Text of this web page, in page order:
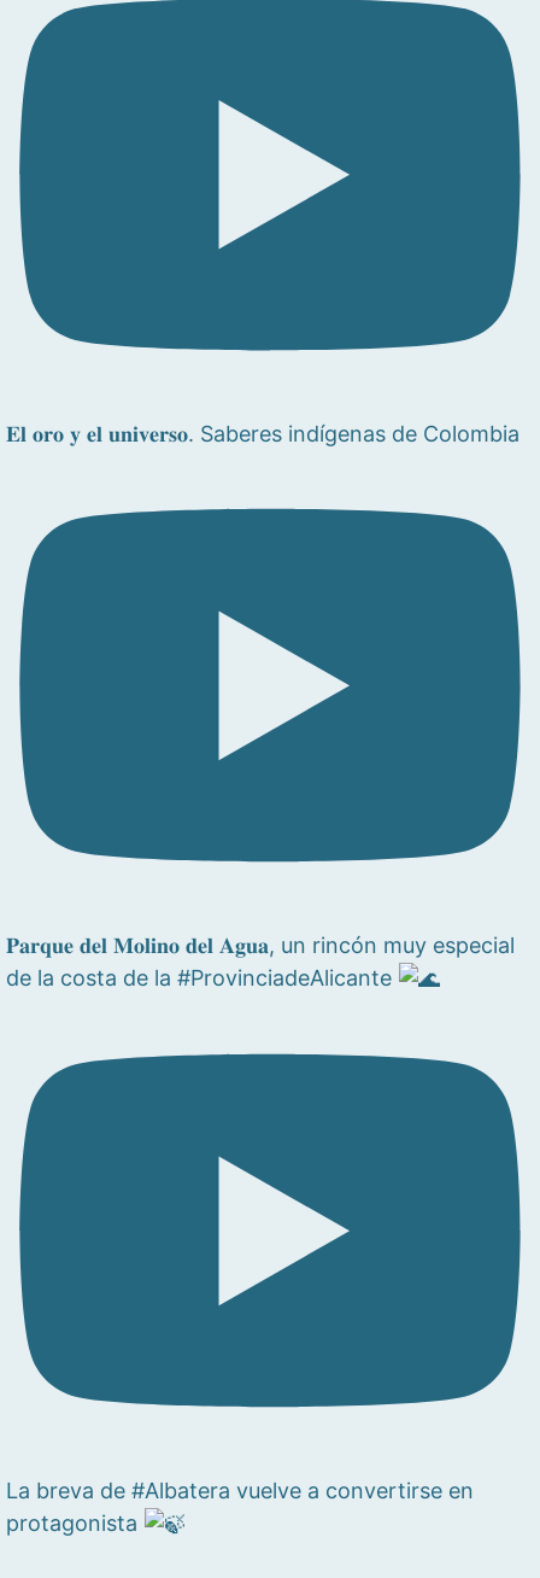
𝐄𝐥 𝐨𝐫𝐨 𝐲 𝐞𝐥 𝐮𝐧𝐢𝐯𝐞𝐫𝐬𝐨. Saberes indígenas de Colombia
𝐏𝐚𝐫𝐪𝐮𝐞 𝐝𝐞𝐥 𝐌𝐨𝐥𝐢𝐧𝐨 𝐝𝐞𝐥 𝐀𝐠𝐮𝐚, un rincón muy especial
de la costa de la #ProvinciadeAlicante
La breva de #Albatera vuelve a convertirse en
protagonista